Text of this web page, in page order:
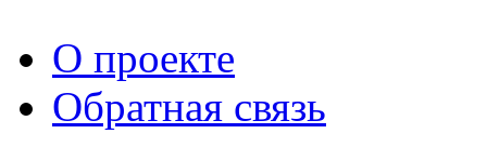
О проекте
Обратная связь